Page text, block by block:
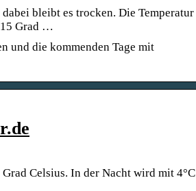
bleibt es trocken. Die Temperatur
15 Grad …
und die kommenden Tage mit
Celsius. In der Nacht wird mit 4°C